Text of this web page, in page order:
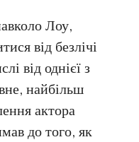
Лоу,
від безлічі
від однієї з
найбільш
актора
до того, як